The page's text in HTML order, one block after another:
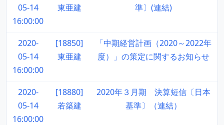
05-14
16:00:00
東亜建
準〕(連結)
2020-
05-14
16:00:00
[18850]
東亜建
「中期経営計画（2020～2022年
度）」の策定に関するお知らせ
2020-
05-14
16:00:00
[18880]
若築建
2020年３月期 決算短信〔日本
基準〕（連結）